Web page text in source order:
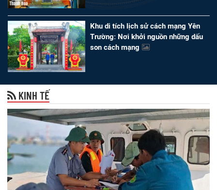
Khu di tích lịch sử cách mạng Yên
Trường: Nơi khởi nguồn những dấu
son cách mạng
KINH TẾ